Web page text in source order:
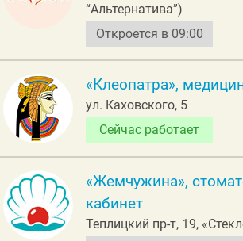
“Альтернатива”)
Откроется в 09:00
«Клеопатра»,
ул. Каховского, 5
Сейчас работает
«Жемчужина»,
кабинет
Теплицкий пр-т, 19,